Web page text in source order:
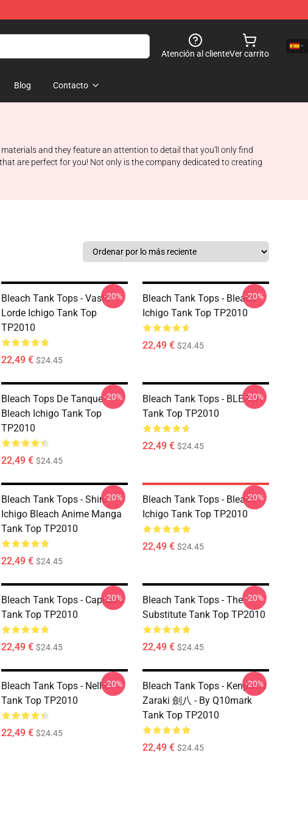
Atención al clienteVer carrito
Blog Contacto
and they feature an attention to detail that you'll only find
are perfect for you! Not only is the company dedicated to creating
Bleach Tank Tops - Vasto
Lorde Ichigo Tank Top
TP2010
22,49 € $24.45
-20%
Bleach Tank Tops - Bleach -
Ichigo Tank Top TP2010
22,49 € $24.45
-20%
Bleach Tops De Tanque -
Bleach Ichigo Tank Top
TP2010
22,49 € $24.45
-20%
Bleach Tank Tops - BLEACH
Tank Top TP2010
22,49 € $24.45
-20%
Bleach Tank Tops - Shiro
Ichigo Bleach Anime Manga
Tank Top TP2010
22,49 € $24.45
-20%
Bleach Tank Tops - Bleach -
Ichigo Tank Top TP2010
22,49 € $24.45
-20%
Bleach Tank Tops - Captains
Tank Top TP2010
22,49 € $24.45
-20%
Bleach Tank Tops - The
Substitute Tank Top TP2010
22,49 € $24.45
-20%
Bleach Tank Tops - Nelliel
Tank Top TP2010
22,49 € $24.45
-20%
Bleach Tank Tops - Kenpachi
Zaraki 劍八 - By Q10mark
Tank Top TP2010
22,49 € $24.45
-20%